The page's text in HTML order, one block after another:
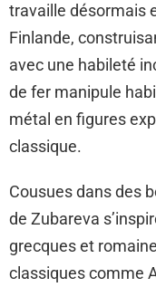
travaille désormais
Finlande,
avec une habileté
de fer manipule
métal en figures
classique.
Cousues dans des
de Zubareva
grecques et
classiques comme